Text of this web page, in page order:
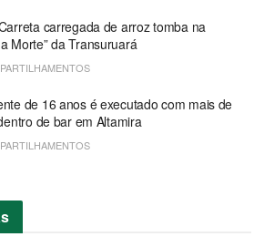
carregada de arroz tomba na
Morte” da Transuruará
de 16 anos é executado com mais de
de bar em Altamira